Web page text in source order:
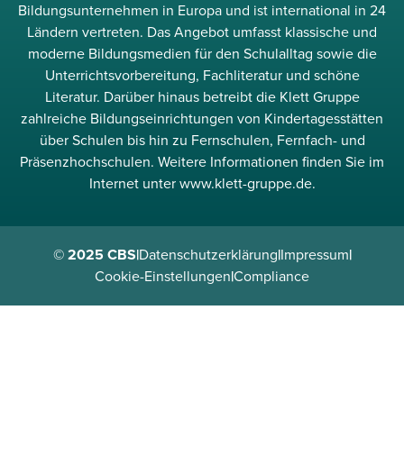
Bildungsunternehmen in Europa und ist international in 24
Ländern vertreten. Das Angebot umfasst klassische und
moderne Bildungsmedien für den Schulalltag sowie die
Unterrichtsvorbereitung, Fachliteratur und schöne
Literatur. Darüber hinaus betreibt die Klett Gruppe
zahlreiche Bildungseinrichtungen von Kindertagesstätten
über Schulen bis hin zu Fernschulen, Fernfach- und
Präsenzhochschulen. Weitere Informationen finden Sie im
Internet unter www.klett-gruppe.de.
© 2025 CBS|Datenschutzerklärung|Impressum|
Cookie-Einstellungen|Compliance